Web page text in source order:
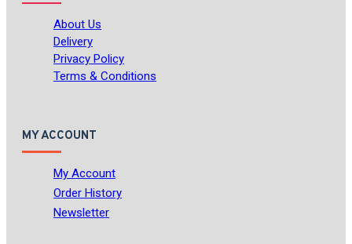
About Us
Delivery
Privacy Policy
Terms & Conditions
MY ACCOUNT
My Account
Order History
Newsletter